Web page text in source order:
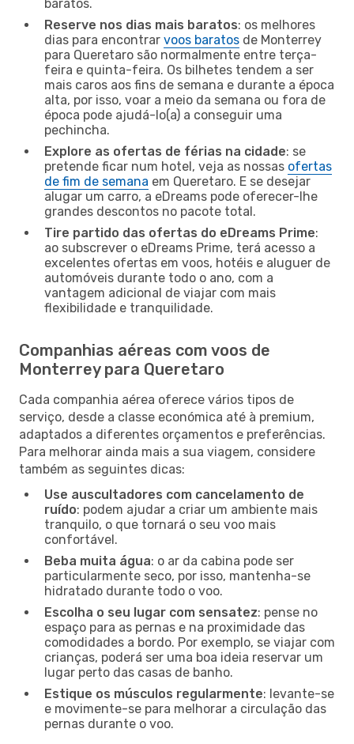
baratos.
Reserve nos dias mais baratos: os melhores
dias para encontrar voos baratos de Monterrey
para Queretaro são normalmente entre terça-
feira e quinta-feira. Os bilhetes tendem a ser
mais caros aos fins de semana e durante a época
alta, por isso, voar a meio da semana ou fora de
época pode ajudá-lo(a) a conseguir uma
pechincha.
Explore as ofertas de férias na cidade: se
pretende ficar num hotel, veja as nossas ofertas
de fim de semana em Queretaro. E se desejar
alugar um carro, a eDreams pode oferecer-lhe
grandes descontos no pacote total.
Tire partido das ofertas do eDreams Prime:
ao subscrever o eDreams Prime, terá acesso a
excelentes ofertas em voos, hotéis e aluguer de
automóveis durante todo o ano, com a
vantagem adicional de viajar com mais
flexibilidade e tranquilidade.
Companhias aéreas com voos de
Monterrey para Queretaro
Cada companhia aérea oferece vários tipos de
serviço, desde a classe económica até à premium,
adaptados a diferentes orçamentos e preferências.
Para melhorar ainda mais a sua viagem, considere
também as seguintes dicas:
Use auscultadores com cancelamento de
ruído: podem ajudar a criar um ambiente mais
tranquilo, o que tornará o seu voo mais
confortável.
Beba muita água: o ar da cabina pode ser
particularmente seco, por isso, mantenha-se
hidratado durante todo o voo.
Escolha o seu lugar com sensatez: pense no
espaço para as pernas e na proximidade das
comodidades a bordo. Por exemplo, se viajar com
crianças, poderá ser uma boa ideia reservar um
lugar perto das casas de banho.
Estique os músculos regularmente: levante-se
e movimente-se para melhorar a circulação das
pernas durante o voo.